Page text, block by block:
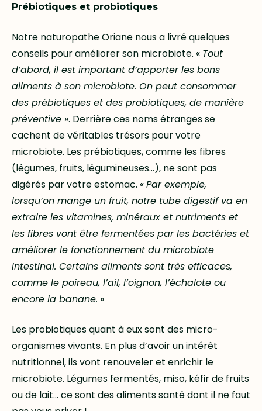
Prébiotiques et probiotiques
Notre naturopathe Oriane nous a livré quelques
conseils pour améliorer son microbiote. « Tout
d’abord, il est important d’apporter les bons
aliments à son microbiote. On peut consommer
des prébiotiques et des probiotiques, de manière
préventive ». Derrière ces noms étranges se
cachent de véritables trésors pour votre
microbiote. Les prébiotiques, comme les fibres
(légumes, fruits, légumineuses…), ne sont pas
digérés par votre estomac. «Par exemple,
lorsqu’on mange un fruit, notre tube digestif va en
extraire les vitamines, minéraux et nutriments et
les fibres vont être fermentées par les bactéries et
améliorer le fonctionnement du microbiote
intestinal. Certains aliments sont très efficaces,
comme le poireau, l’ail, l’oignon, l’échalote ou
encore la banane. »
Les probiotiques quant à eux sont des micro-
organismes vivants. En plus d’avoir un intérêt
nutritionnel, ils vont renouveler et enrichir le
microbiote. Légumes fermentés, miso, kéfir de fruits
ou de lait… ce sont des aliments santé dont il ne faut